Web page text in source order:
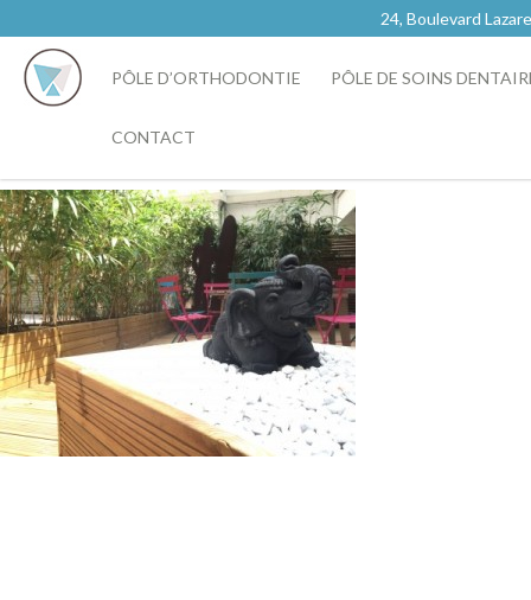
24, Boulevard
PÔLE D’ORTHODONTIE PÔLE DE SOINS
CONTACT